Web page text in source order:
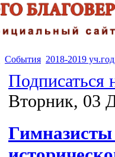
События 2018-2019 уч.год
Подписаться
Вторник, 03
Гимназисты